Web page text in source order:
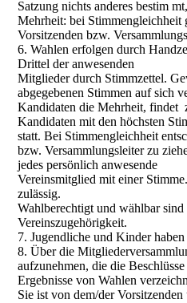
Satzung nichts anderes bestim
Mehrheit: bei Stimmengleichheit
Vorsitzenden bzw.
6. Wahlen erfolgen durch
Drittel der anwesenden
Mitglieder durch Stimmzettel.
abgegebenen Stimmen auf sich
Kandidaten die Mehrheit, findet
Kandidaten mit den höchsten
statt. Bei Stimmengleichheit
bzw. Versammlungsleiter zu
jedes persönlich anwesende
Vereinsmitglied mit einer
zulässig.
Wahlberechtigt und wählbar
Vereinszugehörigkeit.
7. Jugendliche und Kinder
8. Über die
aufzunehmen, die die
Ergebnisse von Wahlen
Sie ist von dem/der